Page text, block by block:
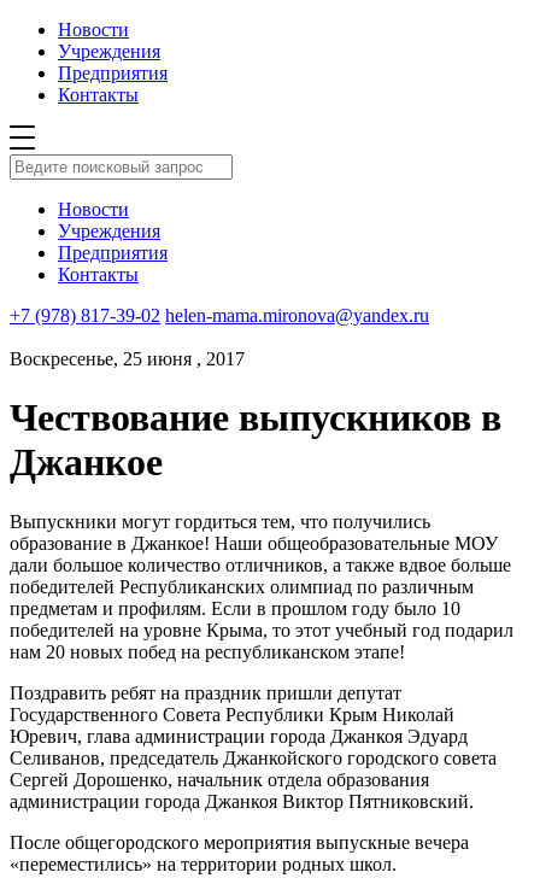
Новости
Учреждения
Предприятия
Контакты
Новости
Учреждения
Предприятия
Контакты
+7 (978) 817-39-02 helen-mama.mironova@yandex.ru
Воскресенье, 25 июня , 2017
Чествование выпускников в
Джанкое
Выпускники могут гордиться тем, что получились
образование в Джанкое! Наши общеобразовательные МОУ
дали большое количество отличников, а также вдвое больше
победителей Республиканских олимпиад по различным
предметам и профилям. Если в прошлом году было 10
победителей на уровне Крыма, то этот учебный год подарил
нам 20 новых побед на республиканском этапе!
Поздравить ребят на праздник пришли депутат
Государственного Совета Республики Крым Николай
Юревич, глава администрации города Джанкоя Эдуард
Селиванов, председатель Джанкойского городского совета
Сергей Дорошенко, начальник отдела образования
администрации города Джанкоя Виктор Пятниковский.
После общегородского мероприятия выпускные вечера
«переместились» на территории родных школ.